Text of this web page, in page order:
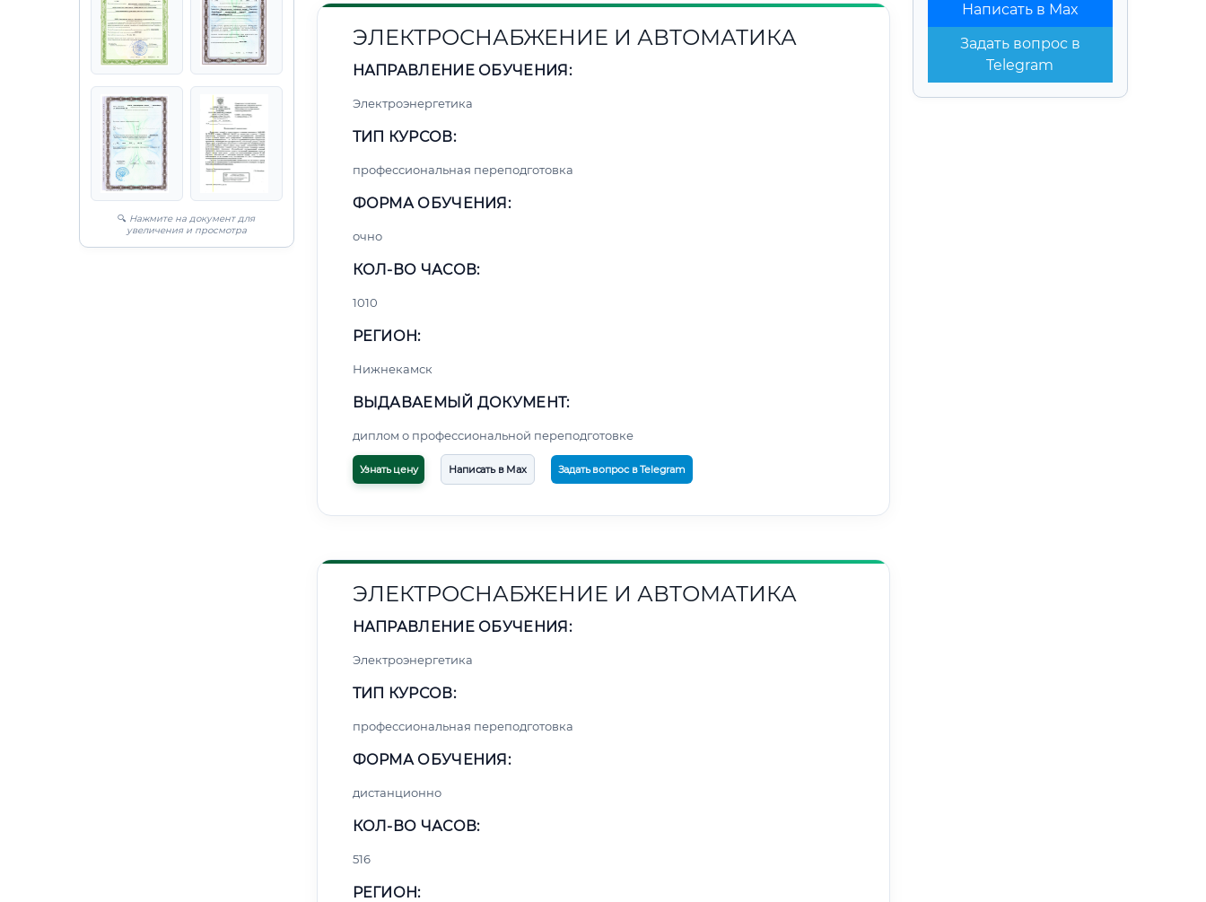
🔍 Нажмите на документ для
увеличения и просмотра
Написать в Max
Задать вопрос в
Telegram
ЭЛЕКТРОСНАБЖЕНИЕ И АВТОМАТИКА
НАПРАВЛЕНИЕ ОБУЧЕНИЯ:
Электроэнергетика
ТИП КУРСОВ:
профессиональная переподготовка
ФОРМА ОБУЧЕНИЯ:
очно
КОЛ-ВО ЧАСОВ:
1010
РЕГИОН:
Нижнекамск
ВЫДАВАЕМЫЙ ДОКУМЕНТ:
диплом о профессиональной переподготовке
Узнать цену Написать в Max Задать вопрос в Telegram
ЭЛЕКТРОСНАБЖЕНИЕ И АВТОМАТИКА
НАПРАВЛЕНИЕ ОБУЧЕНИЯ:
Электроэнергетика
ТИП КУРСОВ:
профессиональная переподготовка
ФОРМА ОБУЧЕНИЯ:
дистанционно
КОЛ-ВО ЧАСОВ:
516
РЕГИОН: